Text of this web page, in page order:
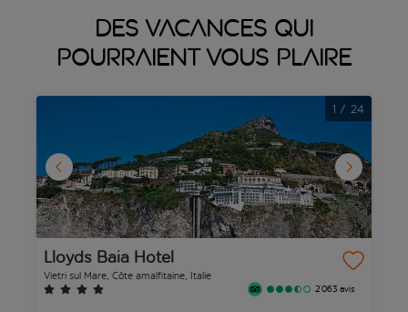
soit sans aucun doute la détente sur la plage, vous pouvez
facilement vous promener jusqu’au sanctuaire de Santa Maria,
Des vacances qui
pourraient vous plaire
1 / 24
Lloyds Baia Hotel
Vietri sul Mare, Côte amalfitaine, Italie
2’063 avis